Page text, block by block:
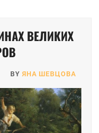
ВЕЛИКИХ
BY ЯНА ШЕВЦОВА